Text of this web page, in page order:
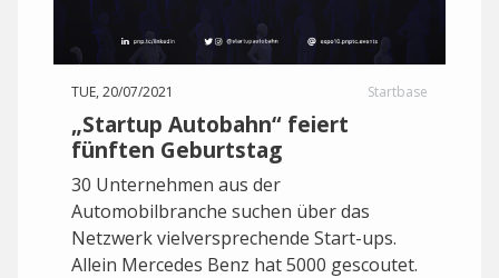
TUE, 20/07/2021 Startbase
„Startup Autobahn“ feiert
fünften Geburtstag
30 Unternehmen aus der
Automobilbranche suchen über das
Netzwerk vielversprechende Start-ups.
Allein Mercedes Benz hat 5000 gescoutet.